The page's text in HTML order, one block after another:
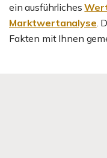
ein ausführliches
Marktwertanalyse.
Fakten mit Ihnen